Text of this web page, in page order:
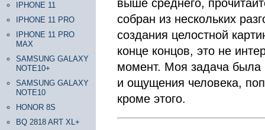
IPHONE 11
IPHONE 11 PRO
IPHONE 11 PRO
MAX
SAMSUNG GALAXY
NOTE10+
SAMSUNG GALAXY
NOTE10
HONOR 8S
BQ 2818 ART XL+
выше среднего,
собран из нескольких
создания целостной
конце концов, это не
момент. Моя задача была
и ощущения человека,
кроме этого.